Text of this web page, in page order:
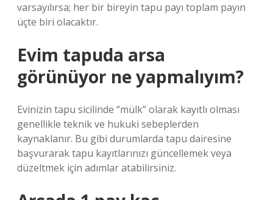
varsayılırsa; her bir bireyin tapu payı toplam payın
üçte biri olacaktır.
Evim tapuda arsa
görünüyor ne yapmalıyım?
Evinizin tapu sicilinde “mülk” olarak kayıtlı olması
genellikle teknik ve hukuki sebeplerden
kaynaklanır. Bu gibi durumlarda tapu dairesine
başvurarak tapu kayıtlarınızı güncellemek veya
düzeltmek için adımlar atabilirsiniz.